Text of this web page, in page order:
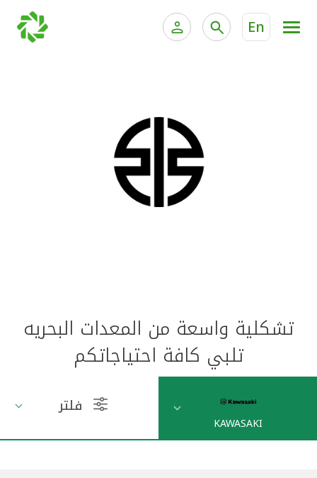
En
الخدمات المصرفية الإلكترونية للشركات
خدمة "بيتك" للتداول الإلكتروني
جميع السيارات
مواقع الفروع وأجهزة الصرف الآلي
تركيا
تشكلية واسعة من المعدات البحريه
تلبي كافة احتياجاتكم
KAWASAKI
فلتر